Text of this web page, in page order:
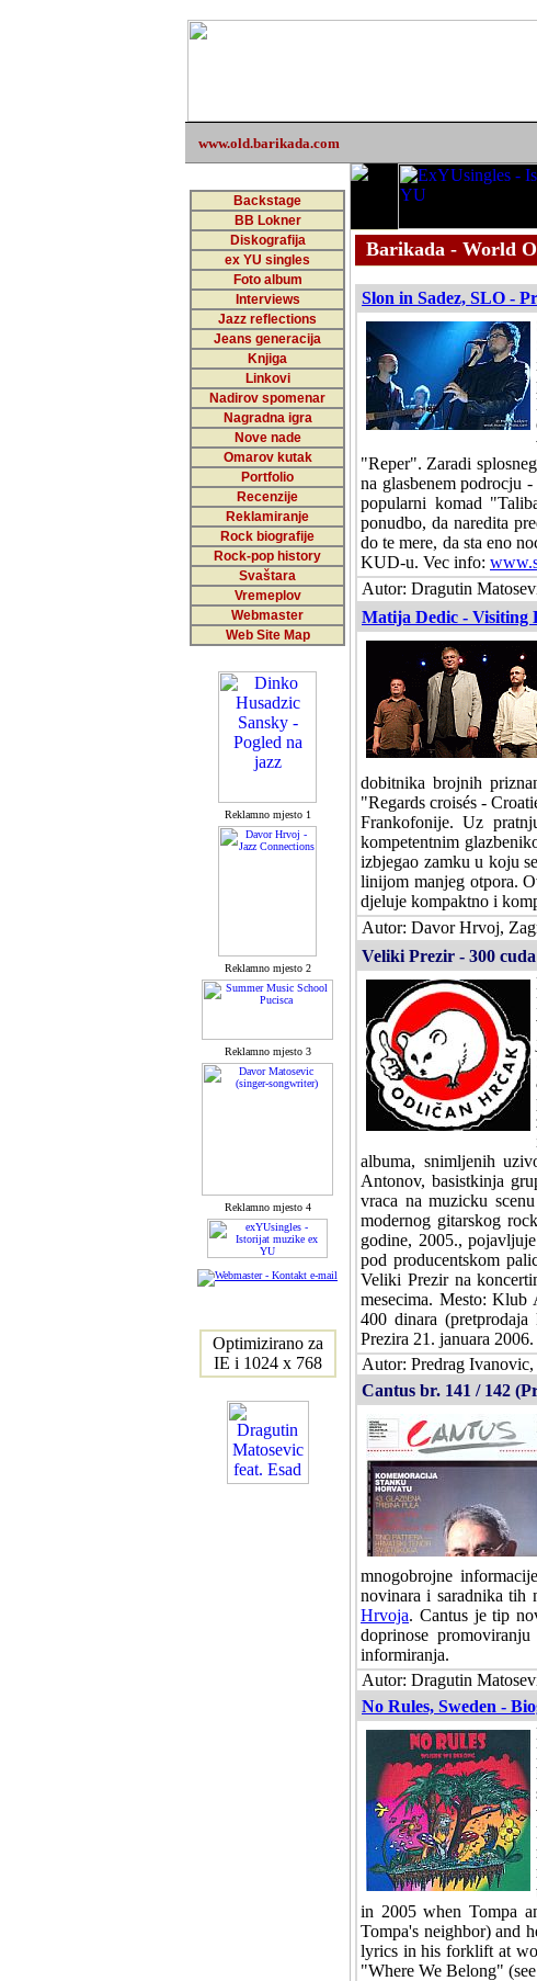
www.old.barikada.com
Backstage
BB Lokner
Diskografija
ex YU singles
Foto album
Interviews
Jazz reflections
Jeans generacija
Knjiga
Linkovi
Nadirov spomenar
Nagradna igra
Nove nade
Omarov kutak
Portfolio
Recenzije
Reklamiranje
Rock biografije
Rock-pop history
Svaštara
Vremeplov
Webmaster
Web Site Map
Reklamno mjesto 1
Reklamno mjesto 2
Reklamno mjesto 3
Reklamno mjesto 4
Optimizirano za
IE i 1024 x 768
Barikada - World
Slon in Sadez, SLO -
"Reper". Zaradi
na glasbenem podrocju
popularni komad
ponudbo, da naredita
do te mere, da sta eno
KUD-u. Vec info:
Autor: Dragutin
Matija Dedic - Visiting
dobitnika brojnih
"Regards croisés -
Frankofonije. Uz
kompetentnim
izbjegao zamku u koju
linijom manjeg otpora.
djeluje kompaktno i
Autor: Davor Hrvoj,
Veliki Prezir - 300
albuma, snimljenih
Antonov, basistkinja
vraca na muzicku
modernog gitarskog
godine, 2005.,
pod producentskom
Veliki Prezir na
mesecima. Mesto: Klub
400 dinara
Prezira 21. januara
Autor: Predrag
Cantus br. 141 / 142
mnogobrojne
novinara i saradnika tih
Hrvoja. Cantus je tip
doprinose
informiranja.
Autor: Dragutin
No Rules, Sweden -
in 2005 when Tompa
Tompa's neighbor) and
lyrics in his forklift at
"Where We Belong"